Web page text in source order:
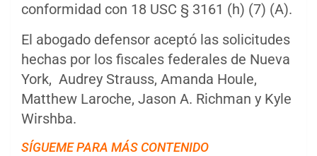
conformidad con 18 USC § 3161 (h) (7) (A).
El abogado defensor aceptó las solicitudes
hechas por los fiscales federales de Nueva
York, Audrey Strauss, Amanda Houle,
Matthew Laroche, Jason A. Richman y Kyle
Wirshba.
SÍGUEME PARA MÁS CONTENIDO